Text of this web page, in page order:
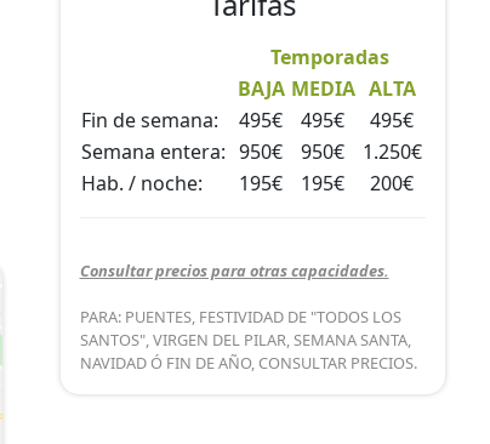
Temporadas
BAJA MEDIA ALTA
Fin de semana:
495€ 495€
495€
Semana entera: 950€ 950€
1.250€
Hab. / noche:
195€ 195€ 200€
Consultar precios para otras capacidades.
PARA: PUENTES, FESTIVIDAD DE "TODOS LOS
SANTOS", VIRGEN DEL PILAR, SEMANA SANTA,
NAVIDAD Ó FIN DE AÑO, CONSULTAR PRECIOS.